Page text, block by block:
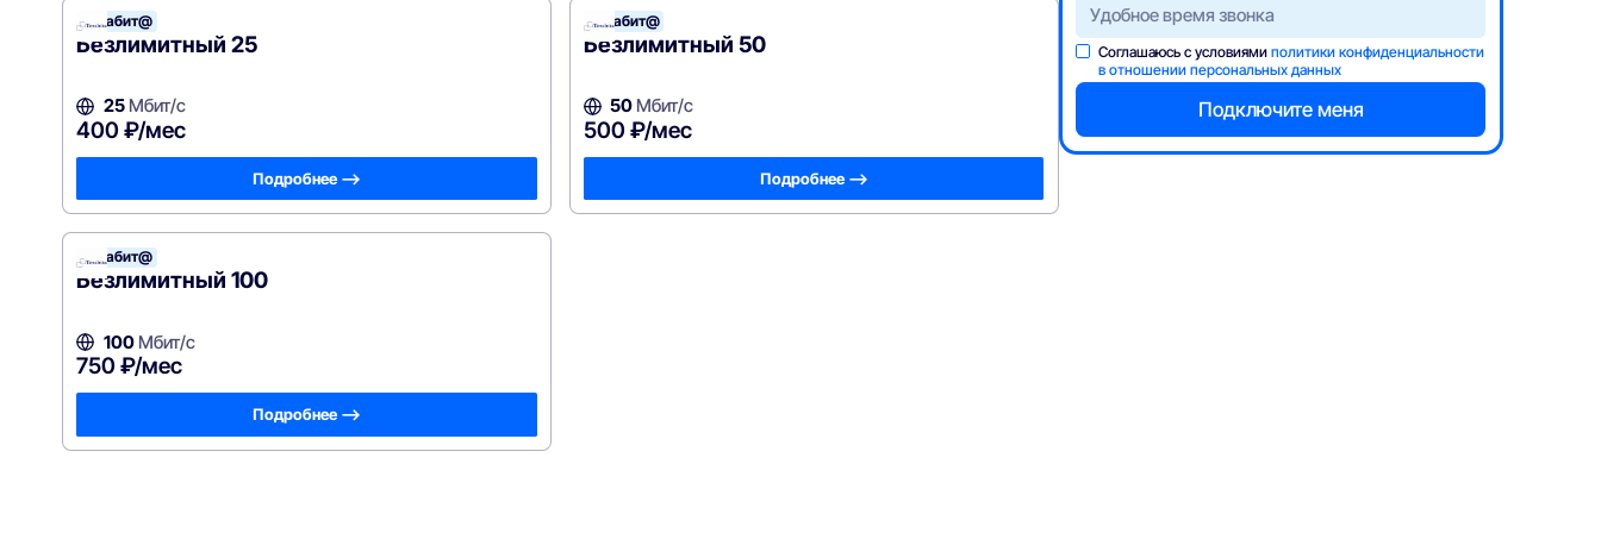
Терабит@
Безлимитный 25
25Мбит/с
400 ₽/мес
Подробнее —>
Терабит@
Безлимитный 50
50 Мбит/с
500 ₽/мес
Подробнее —>
Терабит@
Безлимитный 100
100Мбит/с
750 ₽/мес
Подробнее —>
Соглашаюсь с условиямиполитики конфиденциальности
в отношении персональных данных